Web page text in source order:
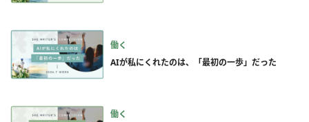
働く
AIが私にくれたのは、「最初の一歩」だった
働く